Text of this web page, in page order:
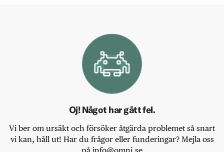
Oj! Något har gått fel.
Vi ber om ursäkt och försöker åtgärda problemet så snart
vi kan, håll ut! Har du frågor eller funderingar? Mejla oss